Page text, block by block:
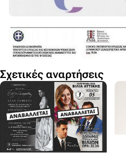
Σχετικές αναρτήσεις